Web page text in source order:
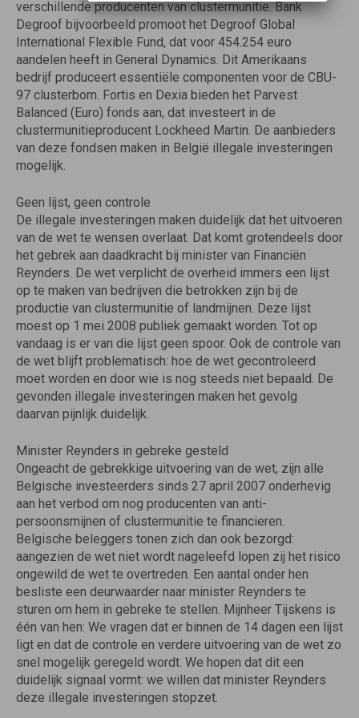
verschillende producenten van clustermunitie. Bank
Degroof bijvoorbeeld promoot het Degroof Global
International Flexible Fund, dat voor 454.254 euro
aandelen heeft in General Dynamics. Dit Amerikaans
bedrijf produceert essentiële componenten voor de CBU-
97 clusterbom. Fortis en Dexia bieden het Parvest
Balanced (Euro) fonds aan, dat investeert in de
clustermunitieproducent Lockheed Martin. De aanbieders
van deze fondsen maken in België illegale investeringen
mogelijk.
Geen lijst, geen controle
De illegale investeringen maken duidelijk dat het uitvoeren
van de wet te wensen overlaat. Dat komt grotendeels door
het gebrek aan daadkracht bij minister van Financiën
Reynders. De wet verplicht de overheid immers een lijst
op te maken van bedrijven die betrokken zijn bij de
productie van clustermunitie of landmijnen. Deze lijst
moest op 1 mei 2008 publiek gemaakt worden. Tot op
vandaag is er van die lijst geen spoor. Ook de controle van
de wet blijft problematisch: hoe de wet gecontroleerd
moet worden en door wie is nog steeds niet bepaald. De
gevonden illegale investeringen maken het gevolg
daarvan pijnlijk duidelijk.
Minister Reynders in gebreke gesteld
Ongeacht de gebrekkige uitvoering van de wet, zijn alle
Belgische investeerders sinds 27 april 2007 onderhevig
aan het verbod om nog producenten van anti-
persoonsmijnen of clustermunitie te financieren.
Belgische beleggers tonen zich dan ook bezorgd:
aangezien de wet niet wordt nageleefd lopen zij het risico
ongewild de wet te overtreden. Een aantal onder hen
besliste een deurwaarder naar minister Reynders te
sturen om hem in gebreke te stellen. Mijnheer Tijskens is
één van hen: We vragen dat er binnen de 14 dagen een lijst
ligt en dat de controle en verdere uitvoering van de wet zo
snel mogelijk geregeld wordt. We hopen dat dit een
duidelijk signaal vormt: we willen dat minister Reynders
deze illegale investeringen stopzet.